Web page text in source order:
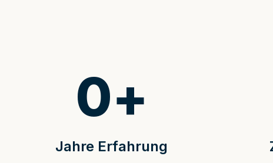
Jahre Erfahrung
0+